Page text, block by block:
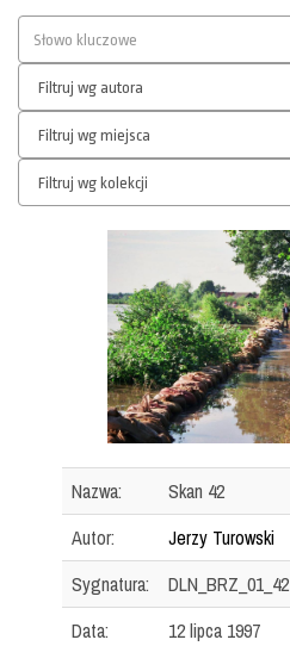
Nazwa:
Skan 42
Autor:
Jerzy Turowski
Sygnatura:
DLN_BRZ_01_42
Data:
12 lipca 1997